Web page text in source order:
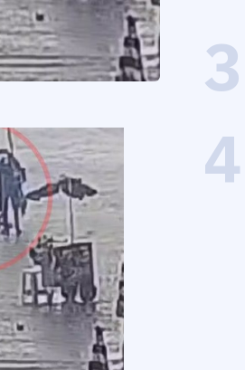
3
4